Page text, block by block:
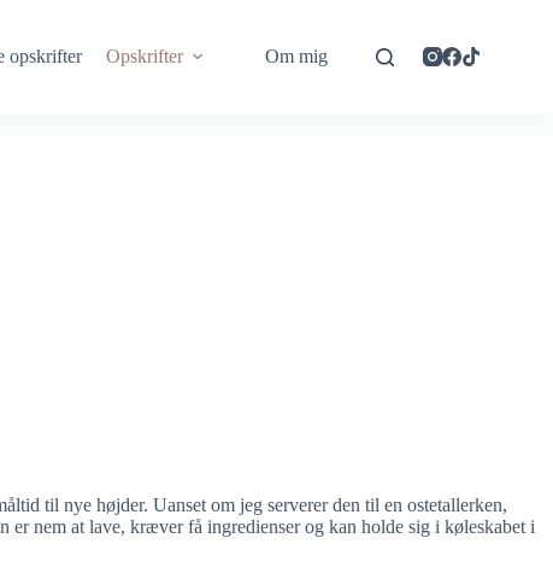
opskrifter Opskrifter Om mig
til nye højder. Uanset om jeg serverer den til en ostetallerken,
er nem at lave, kræver få ingredienser og kan holde sig i køleskabet i